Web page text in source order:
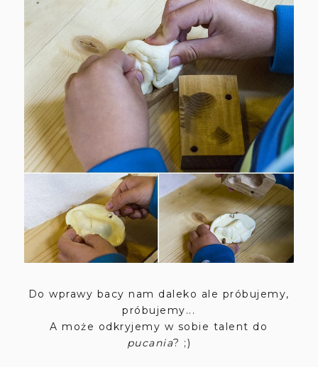
Do wprawy bacy nam daleko ale próbujemy,
próbujemy...
A może odkryjemy w sobie talent do
pucania? ;)